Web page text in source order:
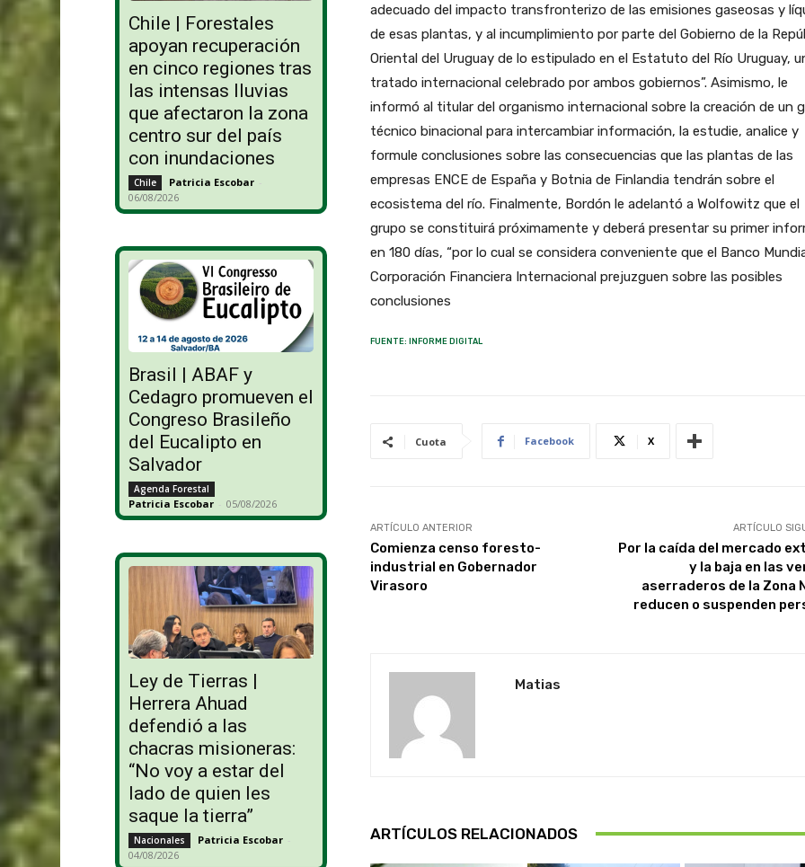
Chile | Forestales
apoyan recuperación
en cinco regiones tras
las intensas lluvias
que afectaron la zona
centro sur del país
con inundaciones
Chile Patricia Escobar -
06/08/2026
Brasil | ABAF y
Cedagro promueven el
Congreso Brasileño
del Eucalipto en
Salvador
Agenda Forestal
Patricia Escobar - 05/08/2026
Ley de Tierras |
Herrera Ahuad
defendió a las
chacras misioneras:
“No voy a estar del
lado de quien les
saque la tierra”
Nacionales Patricia Escobar -
04/08/2026
adecuado del impacto transfronterizo de las emisiones gaseosas y
de esas plantas, y al incumplimiento por parte del Gobierno de la
Oriental del Uruguay de lo estipulado en el Estatuto del Río Uruguay,
tratado internacional celebrado por ambos gobiernos”. Asimismo, le
informó al titular del organismo internacional sobre la creación de un
técnico binacional para intercambiar información, la estudie, analice y
formule conclusiones sobre las consecuencias que las plantas de las
empresas ENCE de España y Botnia de Finlandia tendrán sobre el
ecosistema del río. Finalmente, Bordón le adelantó a Wolfowitz que el
grupo se constituirá próximamente y deberá presentar su primer
en 180 días, “por lo cual se considera conveniente que el Banco
Corporación Financiera Internacional prejuzguen sobre las posibles
conclusiones
FUENTE: INFORME DIGITAL
Cuota Facebook X
ARTÍCULO ANTERIOR
Comienza censo foresto-
industrial en Gobernador
Virasoro
ARTÍCULO
Por la caída del mercado
y la baja en las
aserraderos de la Zona
reducen o suspenden
Matias
ARTÍCULOS RELACIONADOS